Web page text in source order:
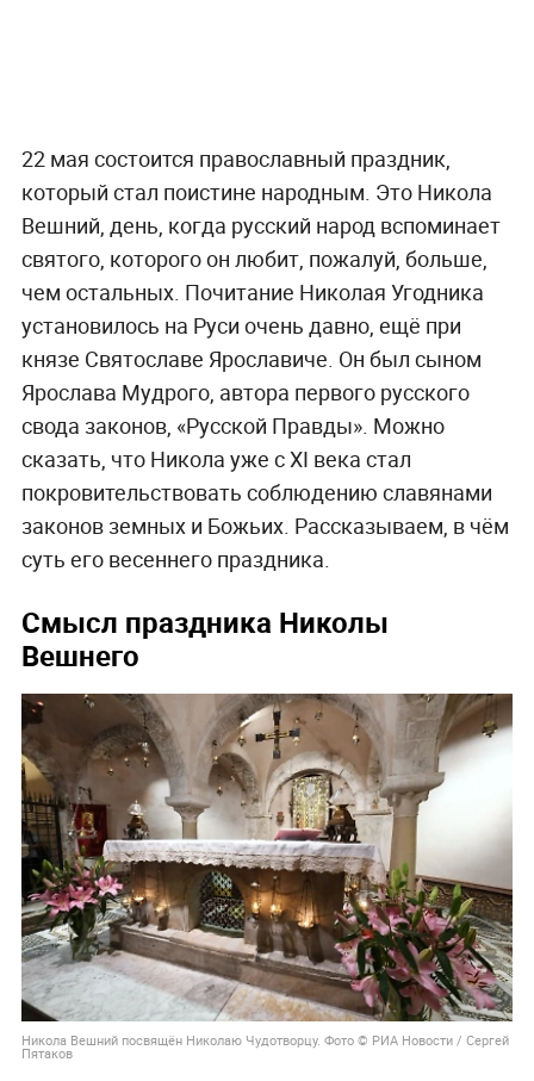
22 мая состоится православный праздник,
который стал поистине народным. Это Никола
Вешний, день, когда русский народ вспоминает
святого, которого он любит, пожалуй, больше,
чем остальных. Почитание Николая Угодника
установилось на Руси очень давно, ещё при
князе Святославе Ярославиче. Он был сыном
Ярослава Мудрого, автора первого русского
свода законов, «Русской Правды». Можно
сказать, что Никола уже с XI века стал
покровительствовать соблюдению славянами
законов земных и Божьих. Рассказываем, в чём
суть его весеннего праздника.
Смысл праздника Николы
Вешнего
Никола Вешний посвящён Николаю Чудотворцу. Фото © РИА Новости / Сергей
Пятаков